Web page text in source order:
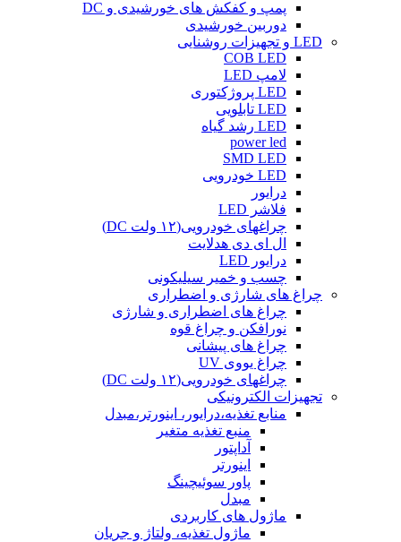
پمپ و کفکش های خورشیدی و DC
دوربین خورشیدی
LED و تجهیزات روشنایی
COB LED
لامپ LED
LED پروژکتوری
LED تابلویی
LED رشد گیاه
power led
SMD LED
LED خودرویی
درایور
فلاشر LED
چراغهای خودرویی(۱۲ ولت DC)
ال ای دی هدلایت
درایور LED
چسب و خمیر سیلیکونی
چراغ های شارژی و اضطراری
چراغ های اضطراری و شارژی
نورافکن و چراغ قوه
چراغ های پیشانی
چراغ یووی UV
چراغهای خودرویی(۱۲ ولت DC)
تجهیزات الکترونیکی
منابع تغذیه،درایور، اینورتر،مبدل
منبع تغذیه متغیر
آداپتور
اینورتر
پاور سوئیچینگ
مبدل
ماژول های کاربردی
ماژول تغذیه، ولتاژ و جریان